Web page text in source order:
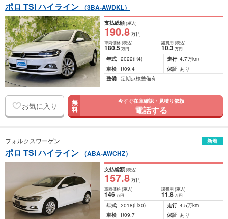
ポロ TSI ハイライン （3BA-AWDKL）
支払総額(税込)
190.8万円
車両価格(税込)
180.5万円
諸費用 (税込)
10.3 万円
年式 2022(R4) 走行 4.7万km
車検
R09.4 保証 あり
整備 定期点検整備有
お気に入り 無
料
今すぐ在庫確認・見積り依頼
電話する
フォルクスワーゲン 新着
ポロ TSI ハイライン （ABA-AWCHZ）
支払総額(税込)
157.8万円
車両価格(税込)
146万円
諸費用 (税込)
11.8 万円
年式 2018(H30) 走行 4.5万km
車検
R09.7 保証 あり